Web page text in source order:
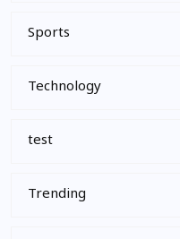
Sports
Technology
test
Trending